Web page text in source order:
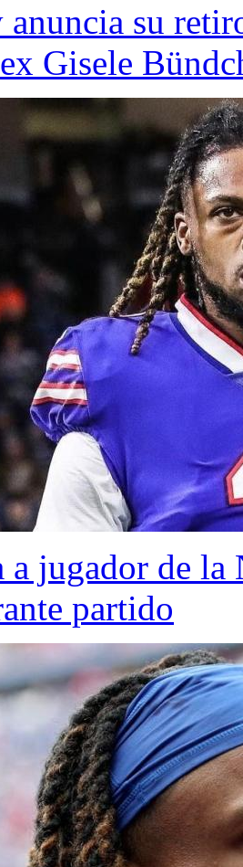
anuncia su
Gisele
a jugador de
partido